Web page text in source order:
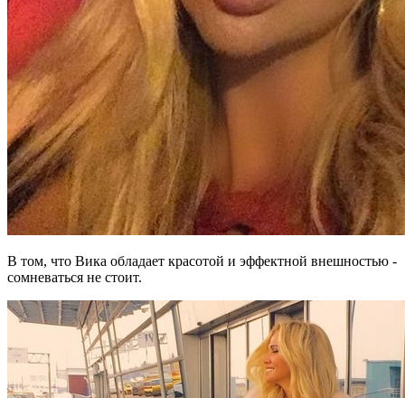
В том, что Вика обладает красотой и эффектной внешностью -
сомневаться не стоит.